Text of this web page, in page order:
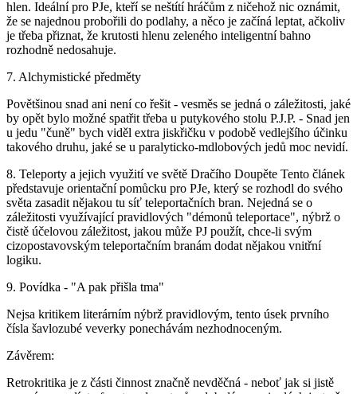
hlen. Ideální pro PJe, kteří se neštítí hráčům z ničehož nic oznámit,
že se najednou probořili do podlahy, a něco je začíná leptat, ačkoliv
je třeba přiznat, že krutosti hlenu zeleného inteligentní bahno
rozhodně nedosahuje.
7. Alchymistické předměty
Povětšinou snad ani není co řešit - vesměs se jedná o záležitosti, jaké
by opět bylo možné spatřit třeba u putykového stolu P.J.P. - Snad jen
u jedu "čuně" bych viděl extra jiskřičku v podobě vedlejšího účinku
takového druhu, jaké se u paralyticko-mdlobových jedů moc nevidí.
8. Teleporty a jejich využití ve světě Dračího Doupěte Tento článek
představuje orientační pomůcku pro PJe, který se rozhodl do svého
světa zasadit nějakou tu síť teleportačních bran. Nejedná se o
záležitosti využívající pravidlových "démonů teleportace", nýbrž o
čistě účelovou záležitost, jakou může PJ použít, chce-li svým
cizopostavovským teleportačním branám dodat nějakou vnitřní
logiku.
9. Povídka - "A pak přišla tma"
Nejsa kritikem literárním nýbrž pravidlovým, tento úsek prvního
čísla šavlozubé veverky ponechávám nezhodnoceným.
Závěrem:
Retrokritika je z části činnost značně nevděčná - neboť jak si jistě